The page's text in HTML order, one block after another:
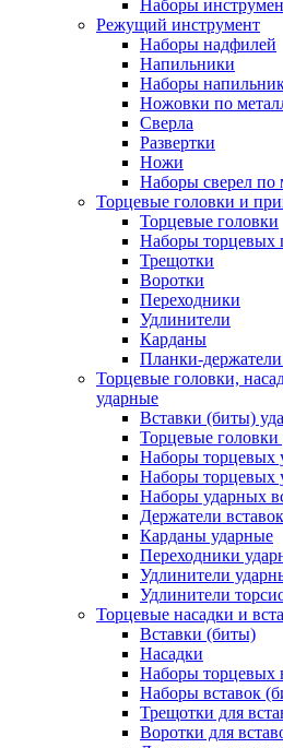
Наборы
Режущий инструмент
Наборы надфилей
Напильники
Наборы
Ножовки по
Сверла
Развертки
Ножи
Наборы сверел по
Торцевые головки и
Торцевые головки
Наборы торцевых
Трещотки
Воротки
Переходники
Удлинители
Карданы
Планки-
Торцевые головки,
ударные
Вставки (биты)
Торцевые головки
Наборы торцевых
Наборы торцевых
Наборы ударных
Держатели
Карданы ударные
Переходники
Удлинители
Удлинители
Торцевые насадки и
Вставки (биты)
Насадки
Наборы торцевых
Наборы вставок
Трещотки для
Воротки для